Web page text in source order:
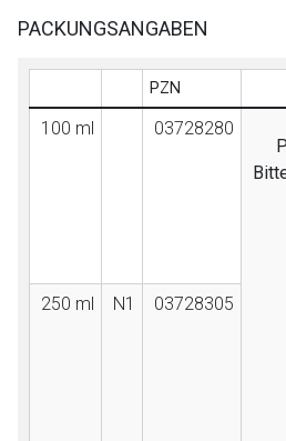
PACKUNGSANGABEN
PZN
100 ml
03728280
250 ml N1 03728305